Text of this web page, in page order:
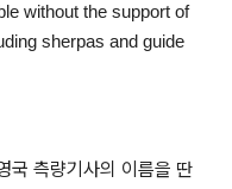
without the support of
sherpas and guide
국 측량기사의 이름을 딴